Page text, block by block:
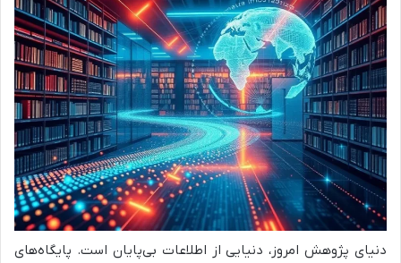
دنیای پژوهش امروز، دنیایی از اطلاعات بی‌پایان است. پایگاه‌های